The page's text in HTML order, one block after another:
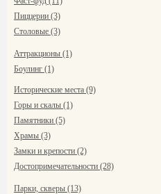
Пиццерии (3)
Столовые (3)
Аттракционы (1)
Боулинг (1)
Исторические места (9)
Горы и скалы (1)
Памятники (5)
Храмы (3)
Замки и крепости (2)
Достопримечательности (28)
Парки, скверы (13)